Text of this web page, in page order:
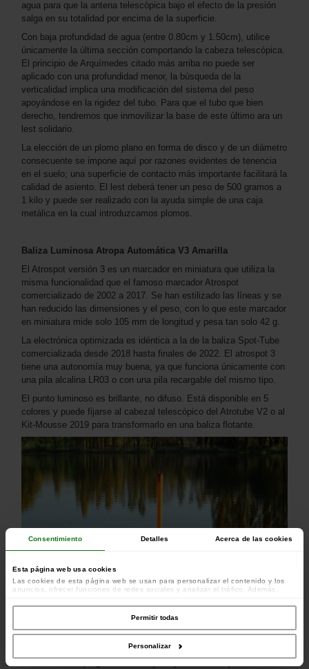
Consentimiento Detalles Acerca de las cookies
Esta página web usa cookies
Las cookies de esta página web se usan para personalizar el contenido y los
anuncios, ofrecer funciones de redes sociales y analizar el tráfico. Además,
colaboradores de redes sociales, publicidad y análisis web, quienes pueden
combinarla con otra información que les haya proporcionado o que hayan
recopilado a partir del uso que haya hecho de sus servicios.
Permitir todas
Personalizar
agua para que la antena telescópica bajo el efecto de la presión
salga en su totalidad por encima de la superficie.
Con baja profundidad de agua (entre 0.80cm y 1.50cm), utilice
únicamente la última sección comportando la cabeza telescópica.
El principio de Arquímedes citado más arriba no puede ser
aplicado con una profundidad menor, la búsqueda de la
verticalidad implica una modificación del sistema del peso
apoyándose en la rigidez del tubo. Para que el tubo que bien
derecho, tendremos que inmovilizar la base de este último ara un
lest solidario.
La elección de un plomo plano en forma de disco y de un diámetro
consecuente se impone aquí por razones evidentes de tenencia
en el suelo; una superficie de contacto más importante facilitará la
calidad de asiento. El lest deberá tener un peso de 500 gramos a
1 kilo y puede ser realizado con la ayuda simple de una caja
metálica en la cual introduzcamos plomos.
Baliza Luminosa Atropa Automática V3 Amarilla
El Atrospot versión 3 es un marcador en miniatura que utiliza la
misma funcionalidad que el famoso marcador Atrospot
comercializado de 2002 a 2017. Se han estilizado las líneas y se
han reducido las dimensiones y el peso, con lo que este marcador
en miniatura mide solo 105 mm de longitud y pesa tan solo 42 g.
La electrónica optimizada es idéntica a la de la baliza Spot-Tube
comercializada desde 2018 hasta finales de 2022. El atrospot 3
tiene una autonomía muy buena, ya que funciona únicamente con
una pila alcalina LR03 o con una pila recargable del mismo tipo.
El punto luminoso es brillante, no difuso. Está disponible en 5
colores y puede fijarse al cabezal telescópico del Atrotube V2 o al
Kit-Mousse 2019 para transformarlo en una baliza flotante.
Iluminación horizontal de 360